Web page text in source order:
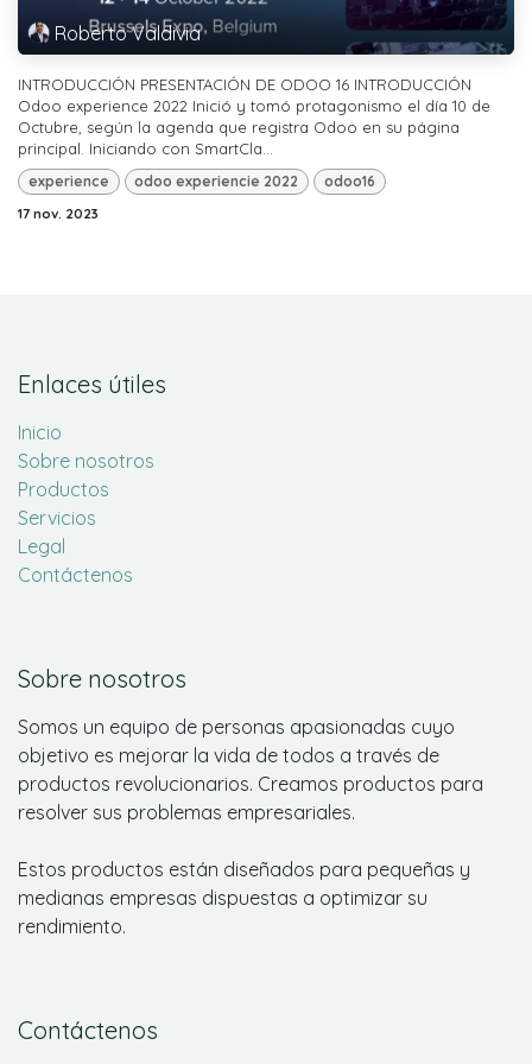
Roberto Valdivia
INTRODUCCIÓN PRESENTACIÓN DE ODOO 16 INTRODUCCIÓN
Odoo experience 2022 Inició y tomó protagonismo el día 10 de
Octubre, según la agenda que registra Odoo en su página
principal. Iniciando con SmartCla...
experience odoo experiencie 2022 odoo16
17 nov. 2023
Enlaces útiles
Inicio
Sobre nosotros
Productos
Servicios
Legal
Contáctenos
Sobre nosotros
Somos un equipo de personas apasionadas cuyo
objetivo es mejorar la vida de todos a través de
productos revolucionarios. Creamos productos para
resolver sus problemas empresariales.
Estos productos están diseñados para pequeñas y
medianas empresas dispuestas a optimizar su
rendimiento.
Contáctenos